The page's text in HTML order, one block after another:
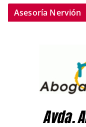
Asesoría Nervión